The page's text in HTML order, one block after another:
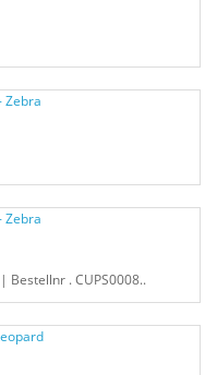
Bestellnr . CUPS0008..